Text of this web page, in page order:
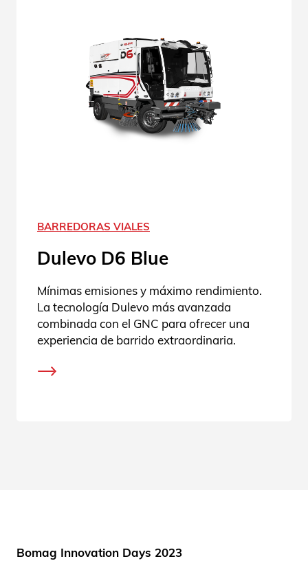
BARREDORAS VIALES
Dulevo D6 Blue
Mínimas emisiones y máximo rendimiento.
La tecnología Dulevo más avanzada
combinada con el GNC para ofrecer una
experiencia de barrido extraordinaria.
Bomag Innovation Days 2023